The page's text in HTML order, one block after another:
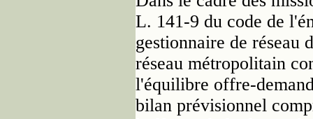
L. 141-9 du code de
gestionnaire de réseau
réseau métropolitain
l'équilibre offre-
bilan prévisionnel